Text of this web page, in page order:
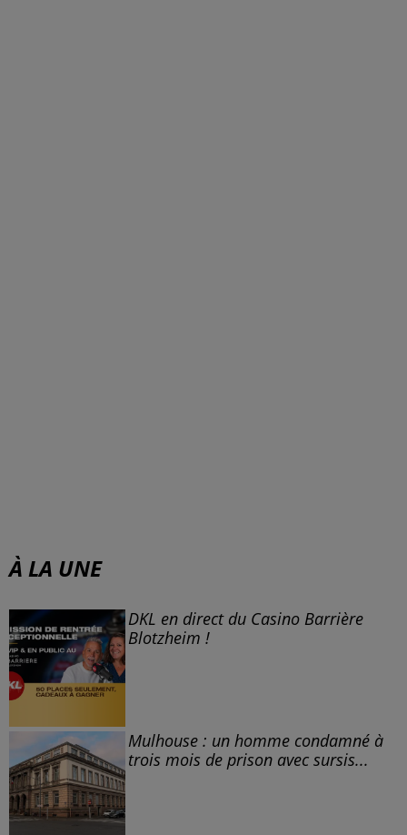
À LA UNE
DKL en direct du Casino Barrière
Blotzheim !
Mulhouse : un homme condamné à
trois mois de prison avec sursis...